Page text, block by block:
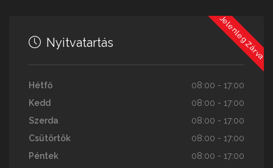
Jelenleg Zárva
Nyitvatartás
Hétfő
08:00 - 17:00
Kedd
08:00 - 17:00
Szerda
08:00 - 17:00
Csütörtök
08:00 - 17:00
Péntek
08:00 - 17:00